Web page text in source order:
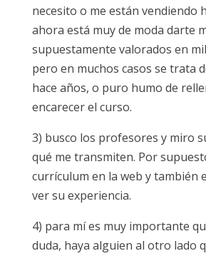
necesito o me están vendiendo
ahora está muy de moda darte
supuestamente valorados en
pero en muchos casos se trata
hace años, o puro humo de
encarecer el curso.
3) busco los profesores y miro
qué me transmiten. Por
currículum en la web y también
ver su experiencia.
4) para mí es muy importante
duda, haya alguien al otro lado